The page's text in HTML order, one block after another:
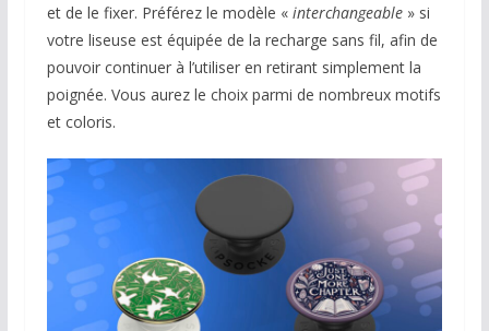
et de le fixer. Préférez le modèle « interchangeable» si
votre liseuse est équipée de la recharge sans fil, afin de
pouvoir continuer à l’utiliser en retirant simplement la
poignée. Vous aurez le choix parmi de nombreux motifs
et coloris.